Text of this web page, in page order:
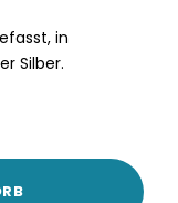
in
Silber.